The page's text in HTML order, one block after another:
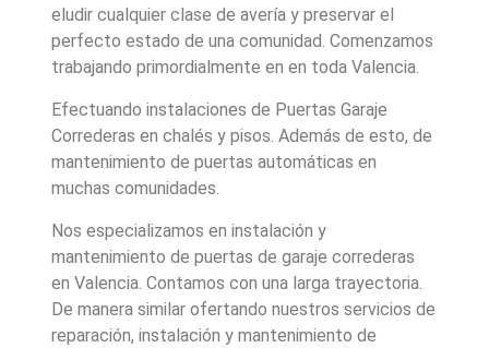
eludir cualquier clase de avería y preservar el
perfecto estado de una comunidad. Comenzamos
trabajando primordialmente en en toda Valencia.
Efectuando instalaciones de Puertas Garaje
Correderas en chalés y pisos. Además de esto, de
mantenimiento de puertas automáticas en
muchas comunidades.
Nos especializamos en instalación y
mantenimiento de puertas de garaje correderas
en Valencia. Contamos con una larga trayectoria.
De manera similar ofertando nuestros servicios de
reparación, instalación y mantenimiento de